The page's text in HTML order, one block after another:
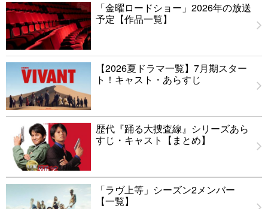
「金曜ロードショー」2026年の放送
予定【作品一覧】
【2026夏ドラマ一覧】7月期スター
ト！キャスト・あらすじ
歴代『踊る大捜査線』シリーズあら
すじ・キャスト【まとめ】
「ラヴ上等」シーズン2メンバー
【一覧】